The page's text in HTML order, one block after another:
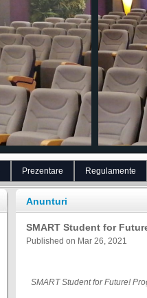
Prezentare Regulamente
Anunturi
SMART Student for
Published on Mar 26, 2021
SMART Student for Future!